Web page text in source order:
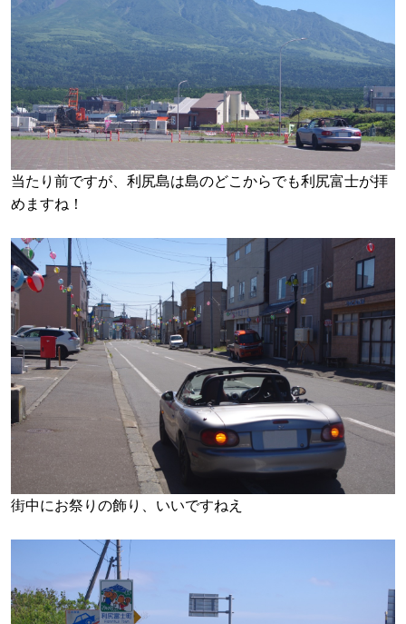
当たり前ですが、利尻島は島のどこからでも利尻富士が拝
めますね！
街中にお祭りの飾り、 いいですねえ